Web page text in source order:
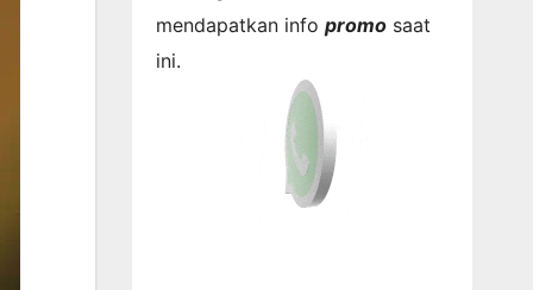
mendapatkan info promosaat
ini.